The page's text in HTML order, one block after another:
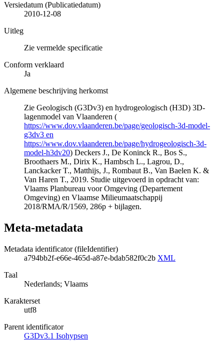
Versiedatum (Publicatiedatum)
2010-12-08
Uitleg
Zie vermelde specificatie
Conform verklaard
Ja
Algemene beschrijving herkomst
Zie Geologisch (G3Dv3) en hydrogeologisch (H3D) 3D-
lagenmodel van Vlaanderen (
https://www.dov.vlaanderen.be/page/geologisch-3d-model-
g3dv3 en
https://www.dov.vlaanderen.be/page/hydrogeologisch-3d-
model-h3dv20) Deckers J., De Koninck R., Bos S.,
Broothaers M., Dirix K., Hambsch L., Lagrou, D.,
Lanckacker T., Matthijs, J., Rombaut B., Van Baelen K. &
Van Haren T., 2019. Studie uitgevoerd in opdracht van:
Vlaams Planbureau voor Omgeving (Departement
Omgeving) en Vlaamse Milieumaatschappij
2018/RMA/R/1569, 286p + bijlagen.
Meta-metadata
Metadata identificator (fileIdentifier)
a794bb2f-e66e-465d-a87e-bdab582f0c2b XML
Taal
Nederlands; Vlaams
Karakterset
utf8
Parent identificator
G3Dv3.1 Isohypsen